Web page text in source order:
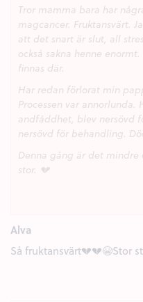
Tror mamma bara har
magcancer. Fruktansvärt.
att det snart är slut, all
också sakna henne
finnas där.
Har redan förlorat min
Processen var
andfåddhet, blev nersövd
nersövd för behandling.
Denna gång är det
stor. 💔
Alva
Så